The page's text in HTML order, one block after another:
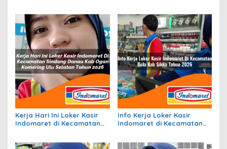
Tahun 2026
Kerja Hari Ini Loker Kasir
Indomaret di Kecamatan
Info Kerja Loker Kasir
Indomaret di Kecamatan